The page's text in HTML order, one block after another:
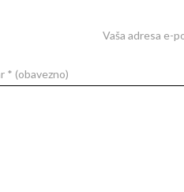
Vaša adresa e-
* (obavezno)